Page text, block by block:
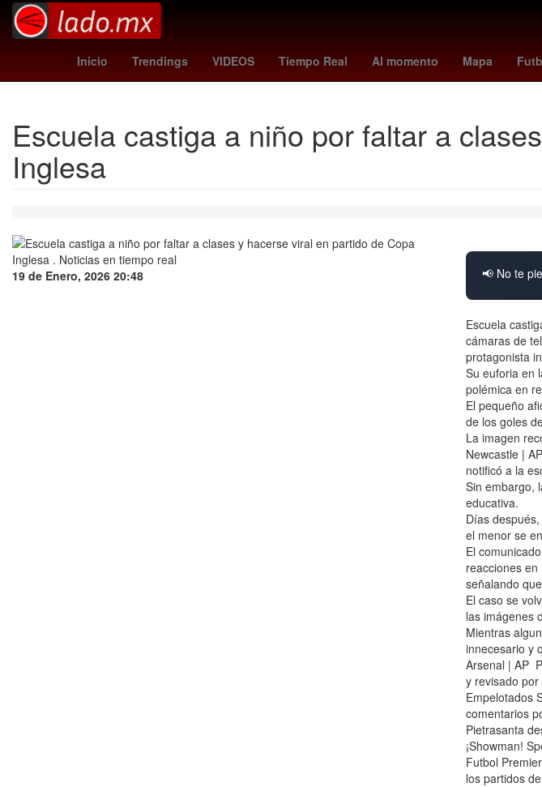
Inicio Trendings VIDEOS Tiempo Real Al momento Mapa
clima nuevo laredo botafogo - fluminense Victor Guzmán Jorge Rodríguez américa - cruz
Escuela castiga a niño por faltar a
Inglesa
19 de Enero, 2026 20:48 📢 No te
Escuela
cámaras de
protagonista
Su euforia en
polémica en
El pequeño
de los goles
La imagen
Newcastle |
notificó a la
Sin embargo,
educativa.
Días
el menor se
El
reacciones
señalando
El caso se
las imágenes
Mientras
innecesario y
Arsenal | AP
y revisado
Empelotados
comentarios
Pietrasanta
¡Showman!
Futbol
los partidos